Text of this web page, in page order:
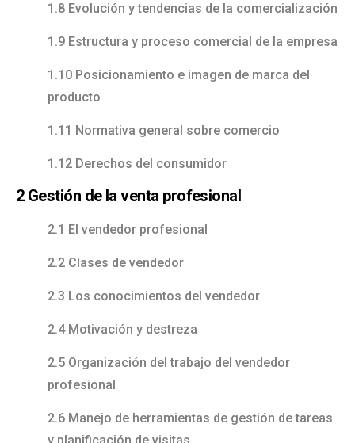
1.8 Evolución y tendencias de la comercialización
1.9 Estructura y proceso comercial de la empresa
1.10 Posicionamiento e imagen de marca del
producto
1.11 Normativa general sobre comercio
1.12 Derechos del consumidor
2 Gestión de la venta profesional
2.1 El vendedor profesional
2.2 Clases de vendedor
2.3 Los conocimientos del vendedor
2.4 Motivación y destreza
2.5 Organización del trabajo del vendedor
profesional
2.6 Manejo de herramientas de gestión de tareas